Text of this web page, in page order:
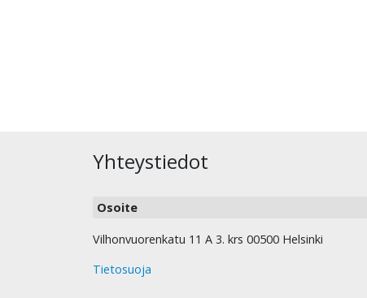
Yhteystiedot
Osoite
Vilhonvuorenkatu 11 A 3. krs 00500 Helsinki
Tietosuoja